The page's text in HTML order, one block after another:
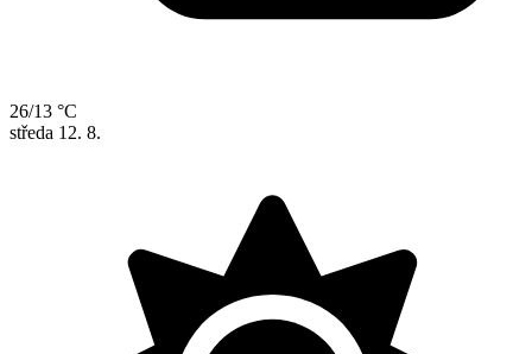
26/13 °C
středa 12. 8.